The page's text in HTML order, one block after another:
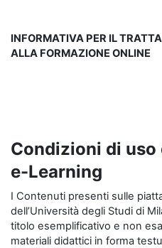
INFORMATIVA PER IL
ALLA FORMAZIONE ONLINE
Condizioni di
e-Learning
I Contenuti presenti sulle
dell’Università degli Studi di
titolo esemplificativo e non
materiali didattici in forma